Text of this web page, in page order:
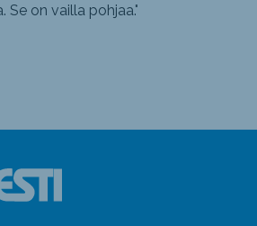
Se on vailla pohjaa."